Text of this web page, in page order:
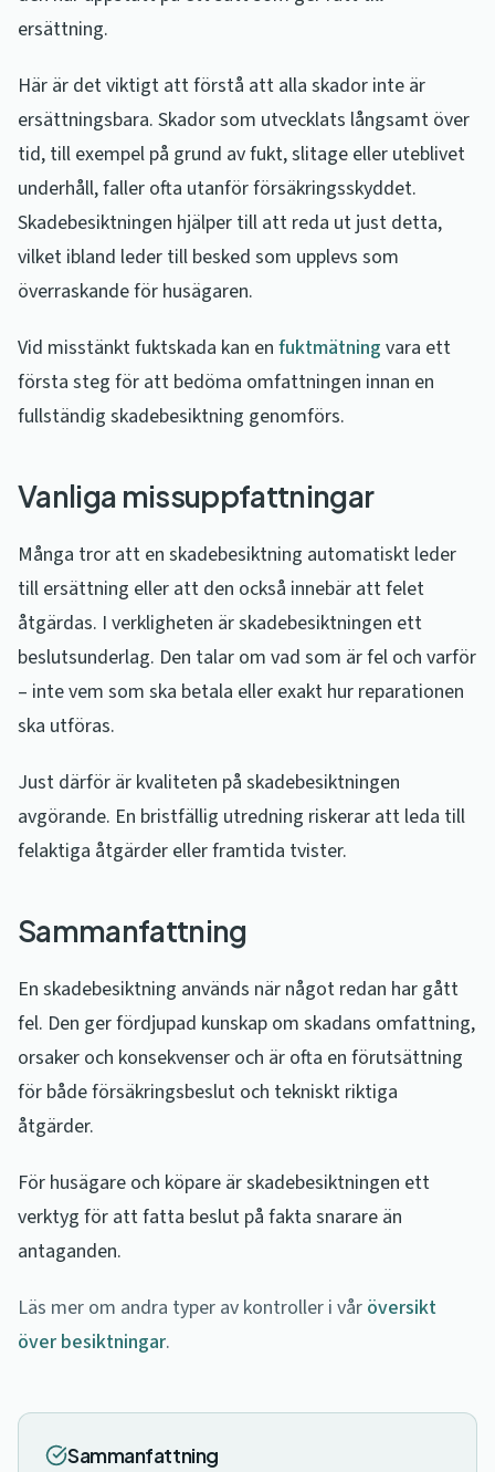
ersättning.
Här är det viktigt att förstå att alla skador inte är
ersättningsbara. Skador som utvecklats långsamt över
tid, till exempel på grund av fukt, slitage eller uteblivet
underhåll, faller ofta utanför försäkringsskyddet.
Skadebesiktningen hjälper till att reda ut just detta,
vilket ibland leder till besked som upplevs som
överraskande för husägaren.
Vid misstänkt fuktskada kan en fuktmätning vara ett
första steg för att bedöma omfattningen innan en
fullständig skadebesiktning genomförs.
Vanliga missuppfattningar
Många tror att en skadebesiktning automatiskt leder
till ersättning eller att den också innebär att felet
åtgärdas. I verkligheten är skadebesiktningen ett
beslutsunderlag. Den talar om vad som är fel och varför
– inte vem som ska betala eller exakt hur reparationen
ska utföras.
Just därför är kvaliteten på skadebesiktningen
avgörande. En bristfällig utredning riskerar att leda till
felaktiga åtgärder eller framtida tvister.
Sammanfattning
En skadebesiktning används när något redan har gått
fel. Den ger fördjupad kunskap om skadans omfattning,
orsaker och konsekvenser och är ofta en förutsättning
för både försäkringsbeslut och tekniskt riktiga
åtgärder.
För husägare och köpare är skadebesiktningen ett
verktyg för att fatta beslut på fakta snarare än
antaganden.
Läs mer om andra typer av kontroller i vår översikt
över besiktningar.
Sammanfattning